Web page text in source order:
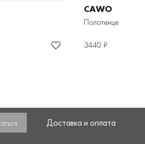
CAWO
Полотенце
3440 ₽
Доставка и оплата